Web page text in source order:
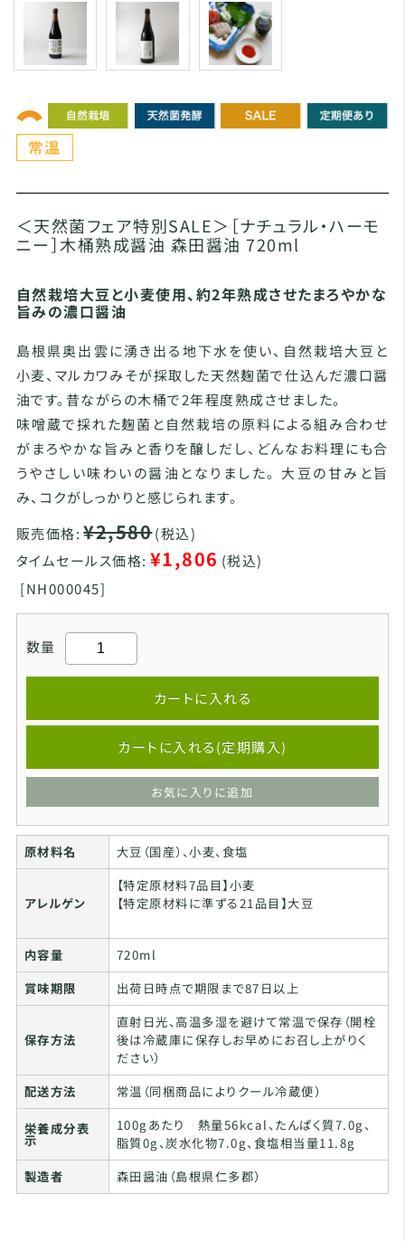
＜天然菌フェア特別SALE＞［ナチュラル・ハーモ
ニー］木桶熟成醤油 森田醤油 720ml
自然栽培大豆と小麦使用、約2年熟成させたまろやかな
旨みの濃口醤油
島根県奥出雲に湧き出る地下水を使い、自然栽培大豆と
小麦、マルカワみそが採取した天然麹菌で仕込んだ濃口醤
油です。昔ながらの木桶で2年程度熟成させました。
味噌蔵で採れた麹菌と自然栽培の原料による組み合わせ
がまろやかな旨みと香りを醸しだし、どんなお料理にも合
うやさしい味わいの醤油となりました。 大豆の甘みと旨
み、コクがしっかりと感じられます。
販売価格: ¥2,580(税込)
タイムセールス価格: ¥1,806 (税込)
[NH000045]
数量
カートに入れる
カートに入れる(定期購入)
お気に入りに追加
原材料名 大豆（国産）、小麦、食塩
アレルゲン
【特定原材料7品目】小麦
【特定原材料に準ずる21品目】大豆
内容量
720ml
賞味期限
出荷日時点で期限まで87日以上
保存方法
直射日光、高温多湿を避けて常温で保存（開栓
後は冷蔵庫に保存しお早めにお召し上がりく
ださい）
配送方法
常温（同梱商品によりクール冷蔵便）
栄養成分表
示
100gあたり 熱量56kcal、たんぱく質7.0g、
脂質0g、炭水化物7.0g、食塩相当量11.8g
製造者
森田醤油（島根県仁多郡）